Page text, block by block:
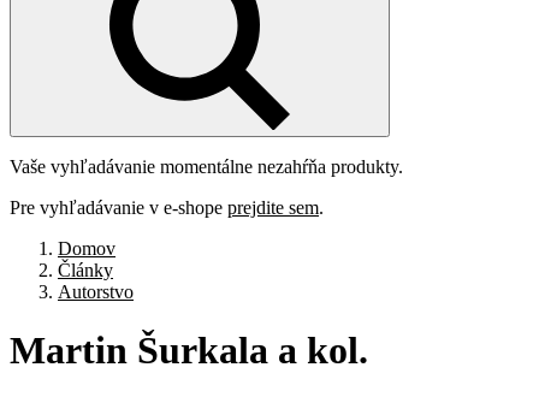
Vaše vyhľadávanie momentálne nezahŕňa produkty.
Pre vyhľadávanie v e-shope prejdite sem.
Domov
Články
Autorstvo
Martin Šurkala a kol.